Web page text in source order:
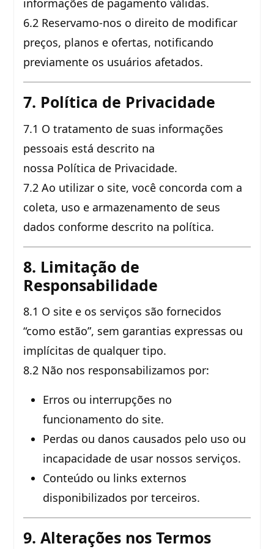
6.2 Reservamo-nos o direito de modificar
preços, planos e ofertas, notificando
previamente os usuários afetados.
7. Política de Privacidade
7.1 O tratamento de suas informações
pessoais está descrito na
nossa Política de Privacidade.
7.2 Ao utilizar o site, você concorda com a
coleta, uso e armazenamento de seus
dados conforme descrito na política.
8. Limitação de
Responsabilidade
8.1 O site e os serviços são fornecidos
“como estão”, sem garantias expressas ou
implícitas de qualquer tipo.
8.2 Não nos responsabilizamos por:
Erros ou interrupções no
funcionamento do site.
Perdas ou danos causados pelo uso ou
incapacidade de usar nossos serviços.
Conteúdo ou links externos
disponibilizados por terceiros.
9. Alterações nos Termos